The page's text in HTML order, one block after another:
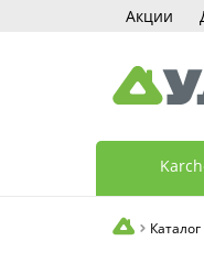
Акции
Каталог